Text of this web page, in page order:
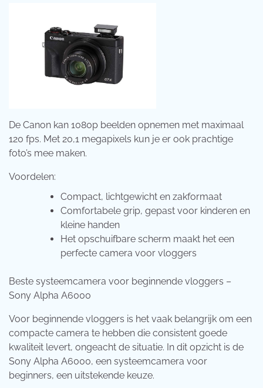
De Canon kan 1080p beelden opnemen met maximaal
120 fps. Met 20,1 megapixels kun je er ook prachtige
foto’s mee maken.
Voordelen:
Compact, lichtgewicht en zakformaat
Comfortabele grip, gepast voor kinderen en
kleine handen
Het opschuifbare scherm maakt het een
perfecte camera voor vloggers
Beste systeemcamera voor beginnende vloggers –
Sony Alpha A6000
Voor beginnende vloggers is het vaak belangrijk om een
compacte camera te hebben die consistent goede
kwaliteit levert, ongeacht de situatie. In dit opzicht is de
Sony Alpha A6000, een systeemcamera voor
beginners, een uitstekende keuze.